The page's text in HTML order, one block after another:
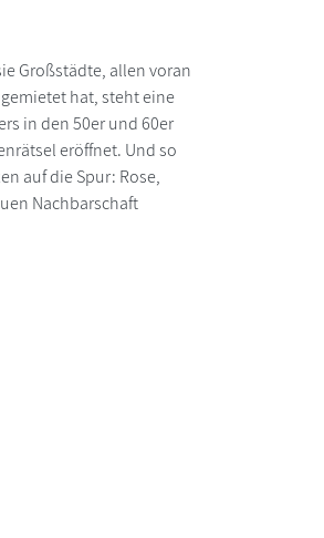
Großstädte, allen voran
hat, steht eine
in den 50er und 60er
eröffnet. Und so
auf die Spur: Rose,
Nachbarschaft